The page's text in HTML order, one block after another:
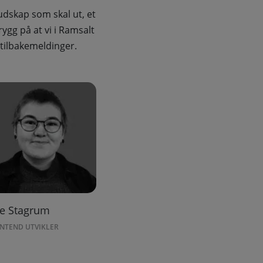
som skal ut, et
på at vi i Ramsalt
Stagrum
UTVIKLER